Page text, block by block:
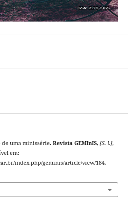
de uma minissérie. Revista GEMInIS, [S. l.],
em:
index.php/geminis/article/view/184.